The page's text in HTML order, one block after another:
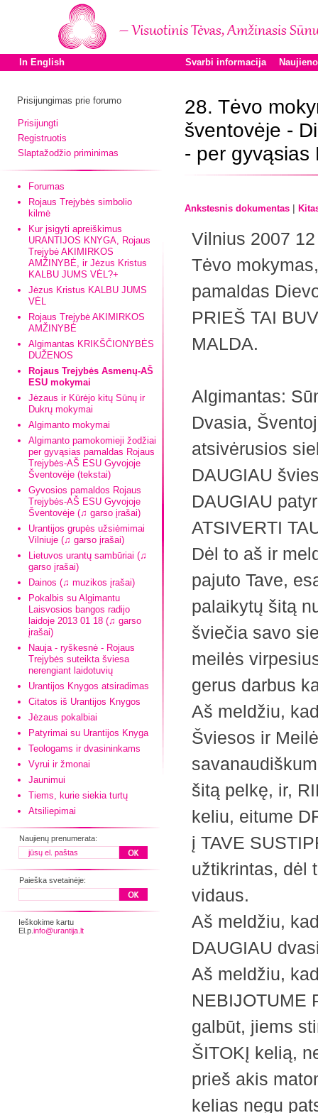
In English Svarbi informacija
Prisijungimas prie forumo
Prisijungti
Registruotis
Slaptažodžio priminimas
Forumas
Rojaus Trejybės simbolio
kilmė
Kur įsigyti apreiškimus
URANTIJOS KNYGA, Rojaus
Trejybė AKIMIRKOS
AMŽINYBĖ, ir Jėzus Kristus
KALBU JUMS VĖL?+
Jėzus Kristus KALBU JUMS
VĖL
Rojaus Trejybė AKIMIRKOS
AMŽINYBĖ
Algimantas KRIKŠČIONYBĖS
DUŽENOS
Rojaus Trejybės Asmenų-AŠ
ESU mokymai
Jėzaus ir Kūrėjo kitų Sūnų ir
Dukrų mokymai
Algimanto mokymai
Algimanto pamokomieji žodžiai
per gyvąsias pamaldas Rojaus
Trejybės-AŠ ESU Gyvojoje
Šventovėje (tekstai)
Gyvosios pamaldos Rojaus
Trejybės-AŠ ESU Gyvojoje
Šventovėje (♫ garso įrašai)
Urantijos grupės užsiėmimai
Vilniuje (♫ garso įrašai)
Lietuvos urantų sambūriai (♫
garso įrašai)
Dainos (♫ muzikos įrašai)
Pokalbis su Algimantu
Laisvosios bangos radijo
laidoje 2013 01 18 (♫ garso
įrašai)
Nauja - ryškesnė - Rojaus
Trejybės suteikta šviesa
nerengiant laidotuvių
Urantijos Knygos atsiradimas
Citatos iš Urantijos Knygos
Jėzaus pokalbiai
Patyrimai su Urantijos Knyga
Teologams ir dvasininkams
Vyrui ir žmonai
Jaunimui
Tiems, kurie siekia turtų
Atsiliepimai
Naujienų prenumerata:
Paieška svetainėje:
Ieškokime kartu
El.p. info@urantija.lt
28. Tėvo
šventovėje -
- per gyvąsias
Ankstesnis dokumentas |
Vilnius 2007
Tėvo
pamaldas
PRIEŠ TAI
MALDA.
Algimantas:
Dvasia,
atsivėrusios
DAUGIAU
DAUGIAU
ATSIVERTI
Dėl to aš ir
pajuto Tave,
palaikytų šitą
šviečia savo
meilės
gerus darbus
Aš meldžiu,
Šviesos ir
šitą pelkę, ir,
keliu, eitume
į TAVE
užtikrintas, dėl
vidaus.
Aš meldžiu,
DAUGIAU
Aš meldžiu,
NEBIJOTUME
galbūt, jiems
ŠITOKĮ kelią,
prieš akis
kelias negu